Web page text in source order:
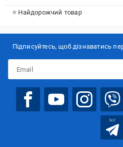
⭐ Найдорожчий товар
Підписуйтесь, щоб дізнаватись
bot